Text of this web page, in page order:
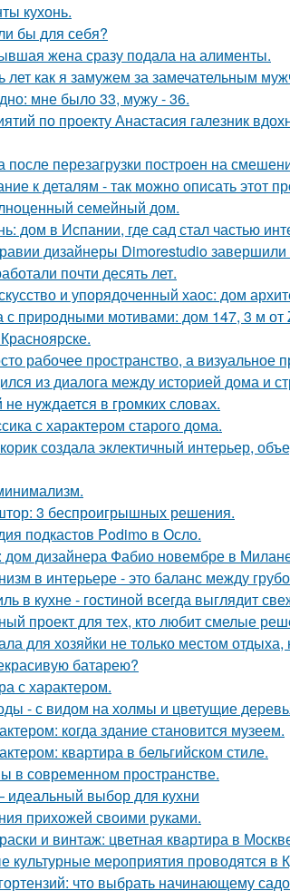
кухонь.
бы для себя?
жена сразу подала на алименты.
лет как я замужем за замечательным
мне было 33, мужу - 36.
по проекту Анастасия галезник
после перезагрузки построен на
к деталям - так можно описать этот
семейный дом.
дом в Испании, где сад стал частью
дизайнеры Dimorestudio
почти десять лет.
и упорядоченный хаос: дом
природными мотивами: дом 147, 3 м от
рабочее пространство, а
из диалога между историей дома и
нуждается в громких словах.
с характером старого дома.
создала эклектичный интерьер,
3 беспроигрышных решения.
подкастов Podimo в Осло.
дом дизайнера Фабио новембре в
в интерьере - это баланс между
в кухне - гостиной всегда выглядит
проект для тех, кто любит смелые
для хозяйки не только местом
батарею?
с характером.
- с видом на холмы и цветущие
когда здание становится музеем.
квартира в бельгийском стиле.
в современном пространстве.
выбор для кухни
прихожей своими руками.
и винтаж: цветная квартира в
культурные мероприятия проводятся в
что выбрать начинающему